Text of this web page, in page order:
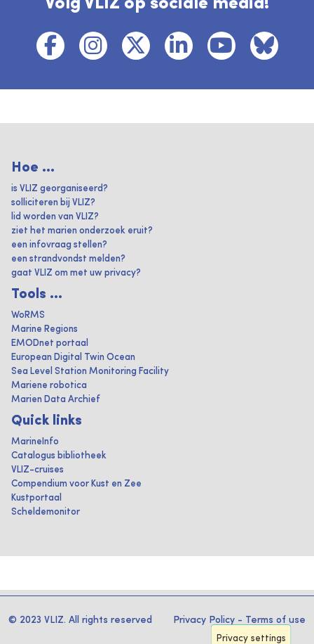
Volg VLIZ op sociale media!
Hoe ...
is VLIZ georganiseerd?
solliciteren bij VLIZ?
lid worden van VLIZ?
ziet het marien onderzoek eruit?
een infovraag stellen?
een strandvondst melden?
gaat VLIZ om met uw privacy?
Tools ...
WoRMS
Marine Regions
EMODnet portaal
European Digital Twin Ocean
Sea Level Station Monitoring Facility
Mariene robotica
Marien Data Archief
Quick links
MarineInfo
Catalogus bibliotheek
VLIZ-cruises
Compendium voor Kust en Zee
Kustportaal
Scheldemonitor
© 2023 VLIZ. All rights reserved Privacy Policy - Terms of use
Privacy settings